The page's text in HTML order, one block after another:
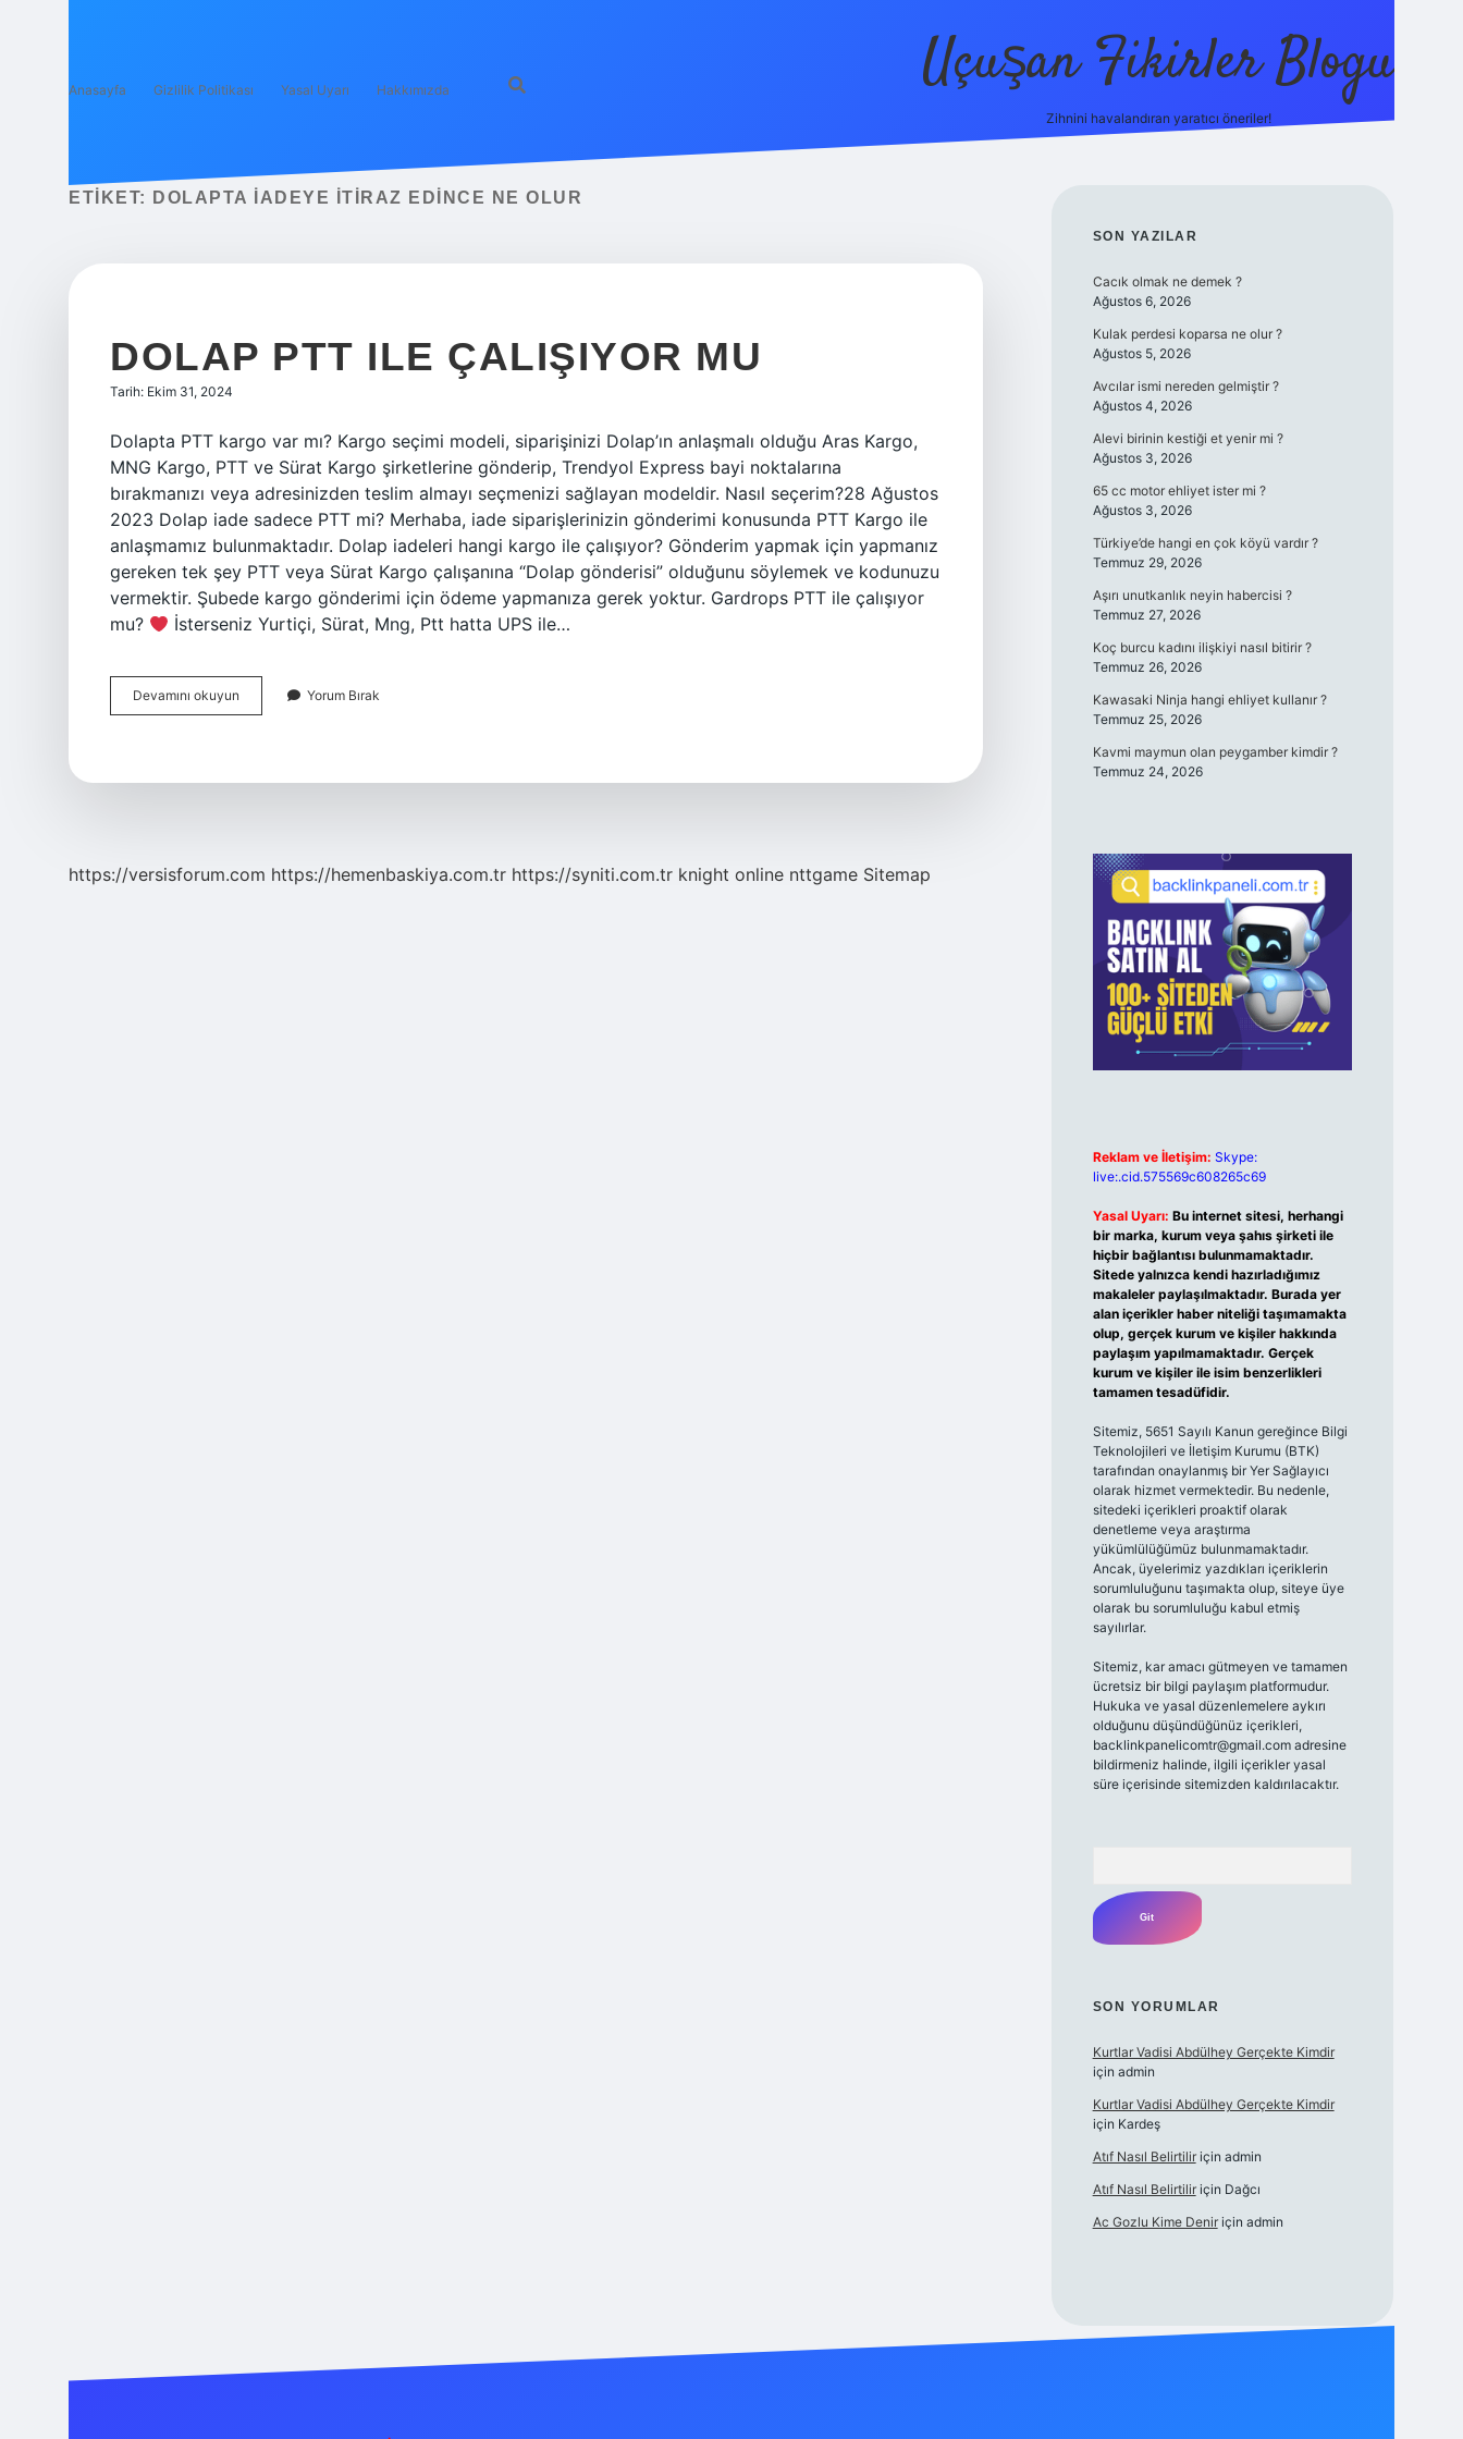
Anasayfa Gizlilik Politikası Yasal Uyarı Hakkımızda Uçuşan Fikirler Blogu
Zihnini havalandıran yaratıcı öneriler!
ETIKET: DOLAPTA IADEYE ITIRAZ EDINCE NE OLUR
DOLAP PTT ILE ÇALIŞIYOR MU
Tarih: Ekim 31, 2024
Dolapta PTT kargo var mı? Kargo seçimi modeli, siparişinizi Dolap’ın anlaşmalı olduğu Aras Kargo,
MNG Kargo, PTT ve Sürat Kargo şirketlerine gönderip, Trendyol Express bayi noktalarına
bırakmanızı veya adresinizden teslim almayı seçmenizi sağlayan modeldir. Nasıl seçerim?28 Ağustos
2023 Dolap iade sadece PTT mi? Merhaba, iade siparişlerinizin gönderimi konusunda PTT Kargo ile
anlaşmamız bulunmaktadır. Dolap iadeleri hangi kargo ile çalışıyor? Gönderim yapmak için yapmanız
gereken tek şey PTT veya Sürat Kargo çalışanına “Dolap gönderisi” olduğunu söylemek ve kodunuzu
vermektir. Şubede kargo gönderimi için ödeme yapmanıza gerek yoktur. Gardrops PTT ile çalışıyor
mu?
İsterseniz Yurtiçi, Sürat, Mng, Ptt hatta UPS ile…
Devamını okuyun
Ptt
Yorum Bırak
https://versisforum.com https://hemenbaskiya.com.tr https://syniti.com.tr knight online nttgame Sitemap
SIDEBAR
SON YAZILAR
Cacık olmak ne demek ?
Ağustos 6, 2026
Kulak perdesi koparsa ne olur ?
Ağustos 5, 2026
Avcılar ismi nereden gelmiştir ?
Ağustos 4, 2026
Alevi birinin kestiği et yenir mi ?
Ağustos 3, 2026
65 cc motor ehliyet ister mi ?
Ağustos 3, 2026
Türkiye’de hangi en çok köyü vardır ?
Temmuz 29, 2026
Aşırı unutkanlık neyin habercisi ?
Temmuz 27, 2026
Koç burcu kadını ilişkiyi nasıl bitirir ?
Temmuz 26, 2026
Kawasaki Ninja hangi ehliyet kullanır ?
Temmuz 25, 2026
Kavmi maymun olan peygamber kimdir ?
Temmuz 24, 2026
Reklam ve İletişim: Skype:
live:.cid.575569c608265c69
Yasal Uyarı: Bu internet sitesi, herhangi
bir marka, kurum veya şahıs şirketi ile
hiçbir bağlantısı bulunmamaktadır.
Sitede yalnızca kendi hazırladığımız
makaleler paylaşılmaktadır. Burada yer
alan içerikler haber niteliği taşımamakta
olup, gerçek kurum ve kişiler hakkında
paylaşım yapılmamaktadır. Gerçek
kurum ve kişiler ile isim benzerlikleri
tamamen tesadüfidir.
Sitemiz, 5651 Sayılı Kanun gereğince Bilgi
Teknolojileri ve İletişim Kurumu (BTK)
tarafından onaylanmış bir Yer Sağlayıcı
olarak hizmet vermektedir. Bu nedenle,
sitedeki içerikleri proaktif olarak
denetleme veya araştırma
yükümlülüğümüz bulunmamaktadır.
Ancak, üyelerimiz yazdıkları içeriklerin
sorumluluğunu taşımakta olup, siteye üye
olarak bu sorumluluğu kabul etmiş
sayılırlar.
Sitemiz, kar amacı gütmeyen ve tamamen
ücretsiz bir bilgi paylaşım platformudur.
Hukuka ve yasal düzenlemelere aykırı
olduğunu düşündüğünüz içerikleri,
backlinkpanelicomtr@gmail.comadresine
bildirmeniz halinde, ilgili içerikler yasal
süre içerisinde sitemizden kaldırılacaktır.
SON YORUMLAR
Kurtlar Vadisi Abdülhey Gerçekte Kimdir
için admin
Kurtlar Vadisi Abdülhey Gerçekte Kimdir
için Kardeş
Atıf Nasıl Belirtiliriçin admin
Atıf Nasıl Belirtiliriçin Dağcı
Ac Gozlu Kime Deniriçin admin